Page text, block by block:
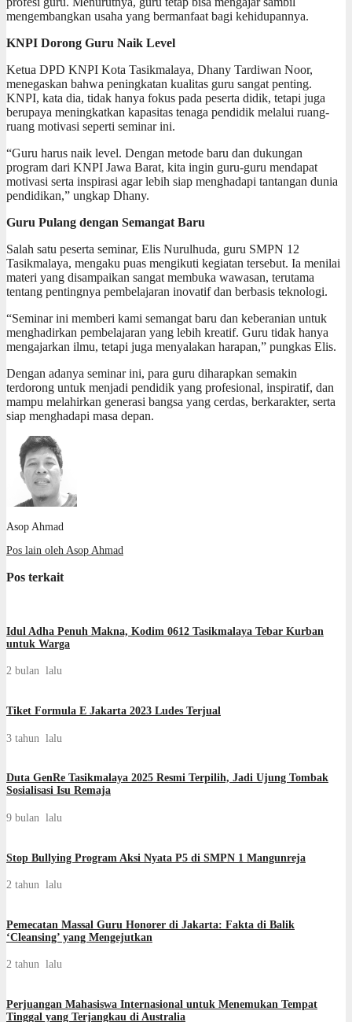
mengembangkan usaha yang bermanfaat bagi kehidupannya.
KNPI Dorong Guru Naik Level
Ketua DPD KNPI Kota Tasikmalaya, Dhany Tardiwan Noor,
menegaskan bahwa peningkatan kualitas guru sangat penting.
KNPI, kata dia, tidak hanya fokus pada peserta didik, tetapi juga
berupaya meningkatkan kapasitas tenaga pendidik melalui ruang-
ruang motivasi seperti seminar ini.
“Guru harus naik level. Dengan metode baru dan dukungan
program dari KNPI Jawa Barat, kita ingin guru-guru mendapat
motivasi serta inspirasi agar lebih siap menghadapi tantangan dunia
pendidikan,” ungkap Dhany.
Guru Pulang dengan Semangat Baru
Salah satu peserta seminar, Elis Nurulhuda, guru SMPN 12
Tasikmalaya, mengaku puas mengikuti kegiatan tersebut. Ia menilai
materi yang disampaikan sangat membuka wawasan, terutama
tentang pentingnya pembelajaran inovatif dan berbasis teknologi.
“Seminar ini memberi kami semangat baru dan keberanian untuk
menghadirkan pembelajaran yang lebih kreatif. Guru tidak hanya
mengajarkan ilmu, tetapi juga menyalakan harapan,” pungkas Elis.
Dengan adanya seminar ini, para guru diharapkan semakin
terdorong untuk menjadi pendidik yang profesional, inspiratif, dan
mampu melahirkan generasi bangsa yang cerdas, berkarakter, serta
siap menghadapi masa depan.
Asop Ahmad
Pos lain oleh Asop Ahmad
Pos terkait
Idul Adha Penuh Makna, Kodim 0612 Tasikmalaya Tebar Kurban
untuk Warga
2 bulan lalu
Tiket Formula E Jakarta 2023 Ludes Terjual
3 tahun lalu
Duta GenRe Tasikmalaya 2025 Resmi Terpilih, Jadi Ujung Tombak
Sosialisasi Isu Remaja
9 bulan lalu
Stop Bullying Program Aksi Nyata P5 di SMPN 1 Mangunreja
2 tahun lalu
Pemecatan Massal Guru Honorer di Jakarta: Fakta di Balik
‘Cleansing’ yang Mengejutkan
2 tahun lalu
Perjuangan Mahasiswa Internasional untuk Menemukan Tempat
Tinggal yang Terjangkau di Australia